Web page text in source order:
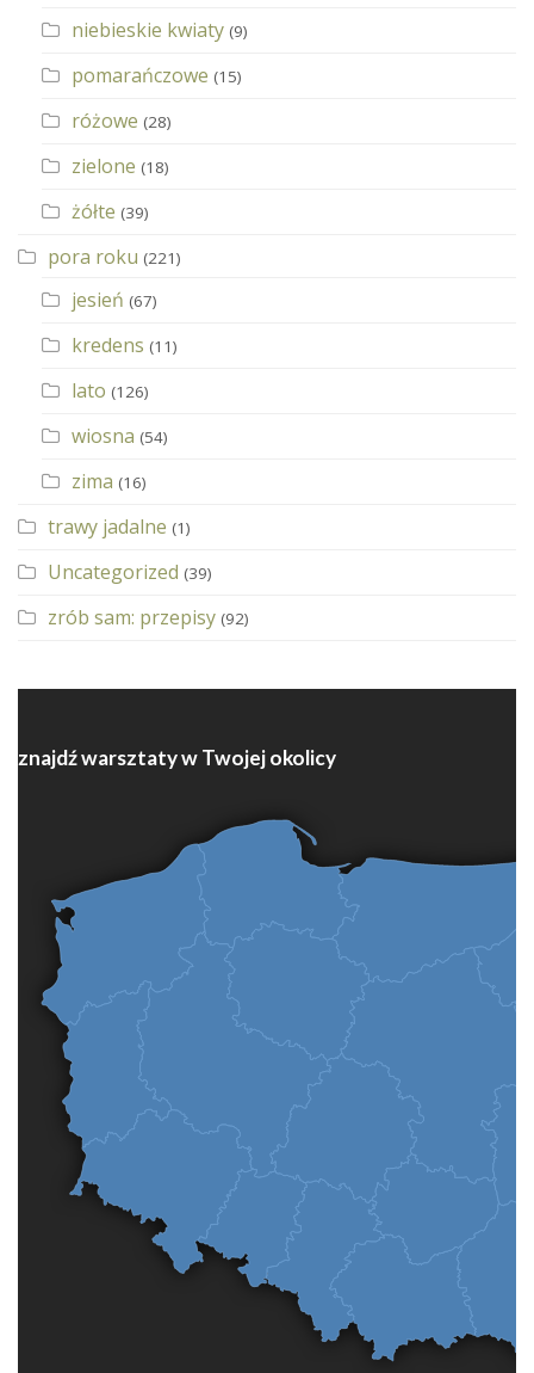
niebieskie kwiaty (9)
pomarańczowe (15)
różowe (28)
zielone (18)
żółte (39)
pora roku (221)
jesień (67)
kredens (11)
lato (126)
wiosna (54)
zima (16)
trawy jadalne (1)
Uncategorized (39)
zrób sam: przepisy (92)
znajdź warsztaty w Twojej okolicy